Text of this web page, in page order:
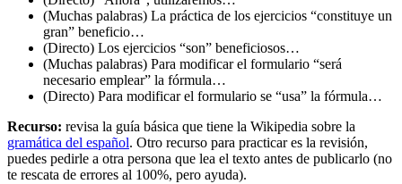
(Muchas palabras) La práctica de los ejercicios “constituye un
gran” beneficio…
(Directo) Los ejercicios “son” beneficiosos…
(Muchas palabras) Para modificar el formulario “será
necesario emplear” la fórmula…
(Directo) Para modificar el formulario se “usa” la fórmula…
Recurso: revisa la guía básica que tiene la Wikipedia sobre la
gramática del español. Otro recurso para practicar es la revisión,
puedes pedirle a otra persona que lea el texto antes de publicarlo (no
te rescata de errores al 100%, pero ayuda).